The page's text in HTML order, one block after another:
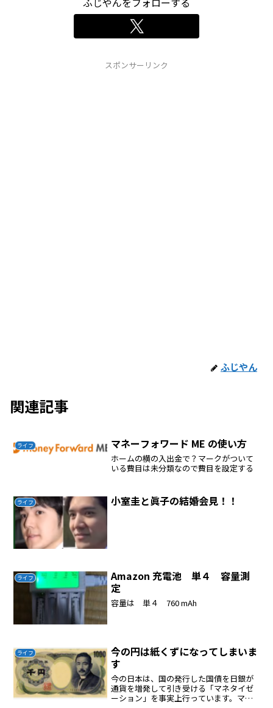
スポンサーリンク
ふじやん
関連記事
ライフ マネーフォワード ME の使い方
ホームの横の入出金で？マークがついて
いる費目は未分類なので費目を設定する
ライフ 小室圭と眞子の結婚会見！！
ライフ
Amazon 充電池 単４ 容量測
定
容量は 単４ 760 mAh
ライフ
今の円は紙くずになってしまいま
す
今の日本は、国の発行した国債を日銀が
通貨を増発して引き受ける「マネタイゼ
ーション」を事実上行っています。マネ